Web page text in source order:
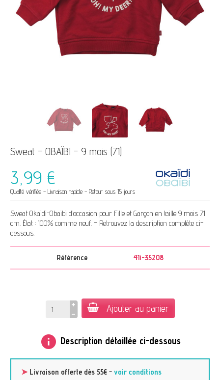
Sweat - OBAÏBI - 9 mois (71)
3,99 €
Qualité vérifiée - Livraison rapide - Retour sous 15 jours
Sweat Okaidi-Obaibi d’occasion pour Fille et Garçon en taille 9 mois 71
cm. État : 100% comme neuf. – Retrouvez la description complète ci-
dessous.
Référence 41i-35208
Ajouter au panier
info Description détaillée ci-dessous
➤ Livraison offerte dès 55€ -voir conditions